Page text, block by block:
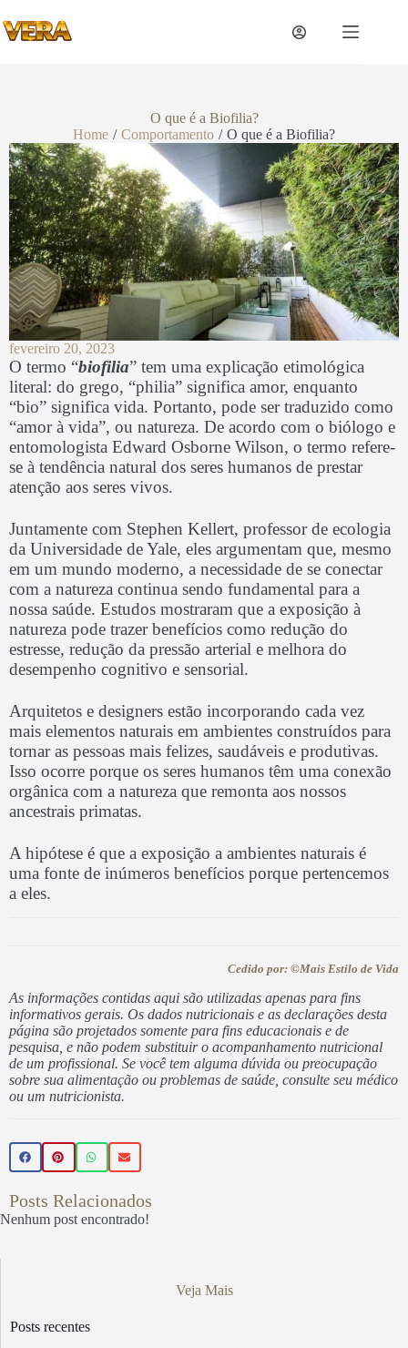
O que é a Biofilia?
Home / Comportamento / O que é a Biofilia?
fevereiro 20, 2023
O termo “biofilia” tem uma explicação etimológica
literal: do grego, “philia” significa amor, enquanto
“bio” significa vida. Portanto, pode ser traduzido como
“amor à vida”, ou natureza. De acordo com o biólogo e
entomologista Edward Osborne Wilson, o termo refere-
se à tendência natural dos seres humanos de prestar
atenção aos seres vivos.
Juntamente com Stephen Kellert, professor de ecologia
da Universidade de Yale, eles argumentam que, mesmo
em um mundo moderno, a necessidade de se conectar
com a natureza continua sendo fundamental para a
nossa saúde. Estudos mostraram que a exposição à
natureza pode trazer benefícios como redução do
estresse, redução da pressão arterial e melhora do
desempenho cognitivo e sensorial.
Arquitetos e designers estão incorporando cada vez
mais elementos naturais em ambientes construídos para
tornar as pessoas mais felizes, saudáveis e produtivas.
Isso ocorre porque os seres humanos têm uma conexão
orgânica com a natureza que remonta aos nossos
ancestrais primatas.
A hipótese é que a exposição a ambientes naturais é
uma fonte de inúmeros benefícios porque pertencemos
a eles.
Cedido por: ©Mais Estilo de Vida
As informações contidas aqui são utilizadas apenas para fins
informativos gerais. Os dados nutricionais e as declarações desta
página são projetados somente para fins educacionais e de
pesquisa, e não podem substituir o acompanhamento nutricional
de um profissional. Se você tem alguma dúvida ou preocupação
sobre sua alimentação ou problemas de saúde, consulte seu médico
ou um nutricionista.
Posts Relacionados
Nenhum post encontrado!
Veja Mais
Posts recentes